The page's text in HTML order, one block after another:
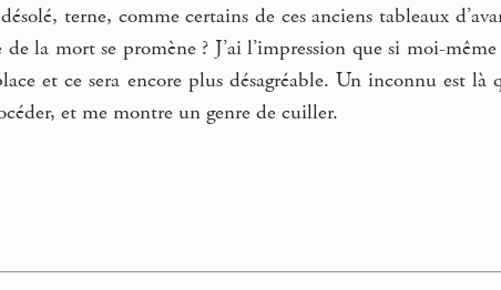
terne, comme certains de ces anciens tableaux
la mort se promène ? J’ai l’impression que si moi-
et ce sera encore plus désagréable. Un inconnu est là
et me montre un genre de cuiller.